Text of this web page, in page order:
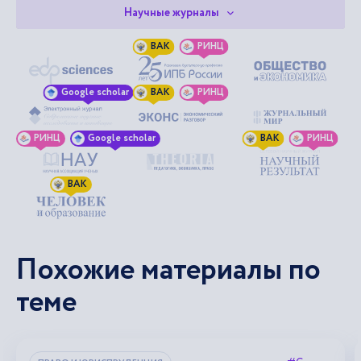
Научные журналы
ВАК РИНЦ
Google scholar ВАК РИНЦ
РИНЦ Google scholar ВАК РИНЦ
ВАК
Похожие материалы по
теме